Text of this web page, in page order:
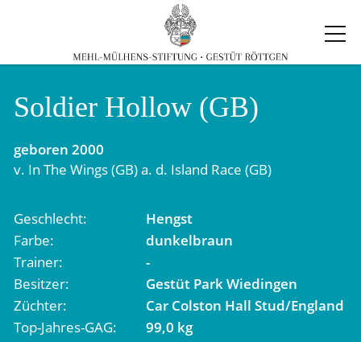
Soldier Hollow (GB)
geboren 2000
v. In The Wings (GB)a. d. Island Race (GB)
Geschlecht
Hengst
Farbe
dunkelbraun
Trainer
-
Besitzer
Gestüt Park Wiedingen
Züchter
Car Colston Hall Stud/England
Top-Jahres-GAG
99,0 kg